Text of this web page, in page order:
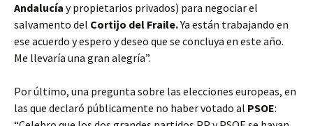
Andalucía y propietarios privados) para negociar el
salvamento del Cortĳo del Fraile.Ya están trabajando en
ese acuerdo y espero y deseo que se concluya en este año.
Me llevaría una gran alegría”.
Por último, una pregunta sobre las elecciones europeas, en
las que declaró públicamente no haber votado al PSOE: